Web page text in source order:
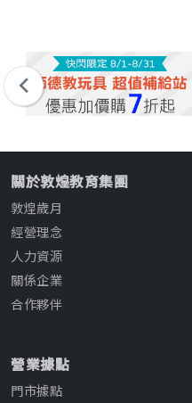
恕不退換
關於敦煌教育集團
敦煌歲月
經營理念
人力資源
關係企業
合作夥伴
營業據點
門市據點